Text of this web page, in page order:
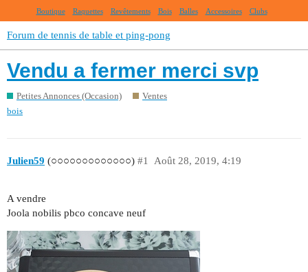
Boutique Raquettes Revêtements Bois Balles Accessoires Clubs
Forum de tennis de table et ping-pong
Vendu a fermer merci svp
Petites Annonces (Occasion)
Ventes
bois
Julien59 (○○○○○○○○○○○○○) Août 28, 2019, 4:19
#1
A vendre
Joola nobilis pbco concave neuf